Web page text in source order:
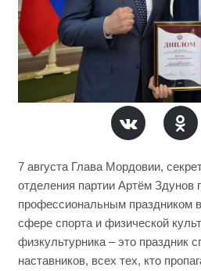
7 августа Глава Мордовии,
отделения партии Артём Здунов
профессиональным праздником
сфере спорта и физической
физкультурника – это праздник
наставников, всех тех, кто